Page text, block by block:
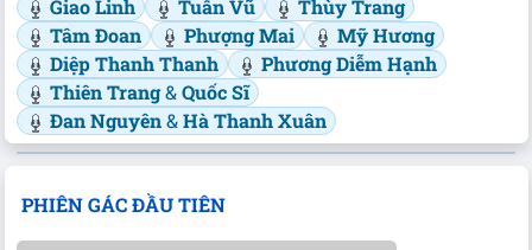
Giao Linh Tuấn Vũ
Thùy Trang
Tâm Đoan
Phượng Mai
Mỹ Hương
Diệp Thanh Thanh
Phương Diễm Hạnh
Thiên Trang&Quốc Sĩ
Đan Nguyên&Hà Thanh Xuân
PHIÊN GÁC ĐẦU TIÊN